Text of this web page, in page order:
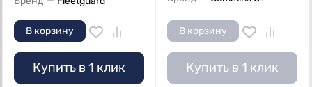
В корзину
Купить в 1 клик
В корзину
Купить в 1 клик